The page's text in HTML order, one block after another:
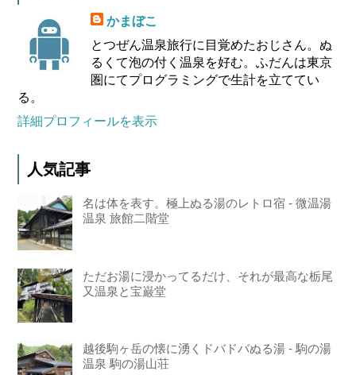
かまぼこ
とつぜん温泉旅行に目覚めたおじさん。ぬ
るくて泡の付く温泉を好む。ふだんは東京
圏にてプログラミングで生計を立ててい
る。
詳細プロフィールを表示
人気記事
名は体を表す。極上ぬる湯のレトロ宿 - 微温湯
温泉 旅館二階堂
ただお湯に浸かってるだけ、それが最高な栃尾
又温泉と宝巌堂
越後駒ヶ岳の懐に湧くドバドバぬる湯 - 駒の湯
温泉 駒の湯山荘